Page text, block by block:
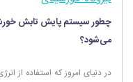
چطور سیستم پایش تابش
می‌شود؟
در دنیای امروز که استفاده از